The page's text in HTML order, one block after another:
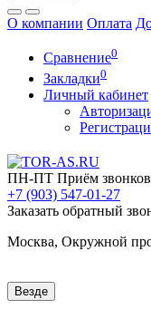
О компании Оплата
Сравнение0
Закладки0
Личный кабинет
ПН-ПТ Приём
+7 (903) 547-01-27
Заказать обратный
Москва, Окружной
Везде